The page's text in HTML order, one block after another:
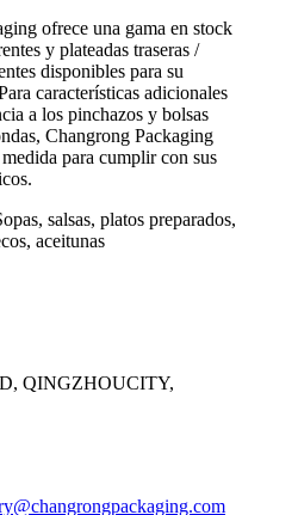
ofrece una gama en stock
y plateadas traseras /
disponibles para su
características adicionales
a los pinchazos y bolsas
Changrong Packaging
para cumplir con sus
salsas, platos preparados,
aceitunas
QINGZHOUCITY,